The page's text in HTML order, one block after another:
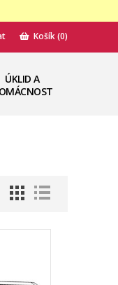
Košík(0)
ÚKLID A